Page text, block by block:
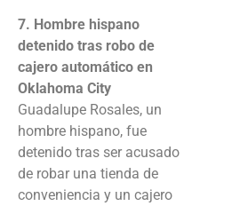
7. Hombre hispano
detenido tras robo de
cajero automático en
Oklahoma City
Guadalupe Rosales, un
hombre hispano, fue
detenido tras ser acusado
de robar una tienda de
conveniencia y un cajero